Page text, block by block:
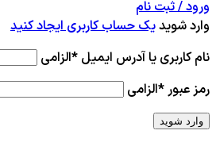
ورود / ثبت نام
وارد شویدیک حساب کاربری ایجاد کنید
نام کاربری یا آدرس ایمیل *الزامی
رمز عبور*الزامی
وارد شوید